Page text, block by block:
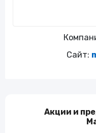
Сайт:
Акции и